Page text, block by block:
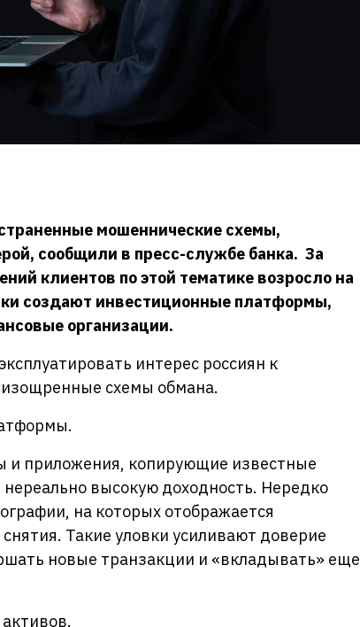
мошеннические схемы,
сообщили в пресс-службе банка. За
клиентов по этой тематике возросло на
создают инвестиционные платформы,
организации.
интерес россиян к
схемы обмана.
и приложения, копирующие известные
высокую доходность. Нередко
на которых отображается
Такие уловки усиливают доверие
новые транзакции и «вкладывать» еще